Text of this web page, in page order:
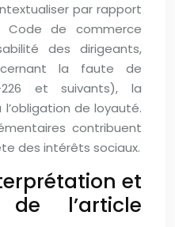
par rapport
de commerce
des dirigeants,
la faute de
226 et suivants), la
de loyauté.
contribuent
des intérêts sociaux.
et
de l’article